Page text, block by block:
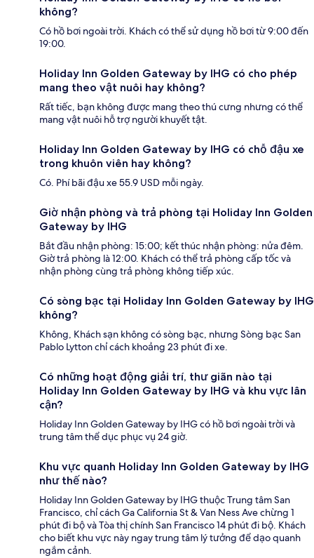
không?
Có hồ bơi ngoài trời. Khách có thể sử dụng hồ bơi từ 9:00 đến
19:00.
Holiday Inn Golden Gateway by IHG có cho phép
mang theo vật nuôi hay không?
Rất tiếc, bạn không được mang theo thú cưng nhưng có thể
mang vật nuôi hỗ trợ người khuyết tật.
Holiday Inn Golden Gateway by IHG có chỗ đậu xe
trong khuôn viên hay không?
Có. Phí bãi đậu xe 55.9 USD mỗi ngày.
Giờ nhận phòng và trả phòng tại Holiday Inn Golden
Gateway by IHG
Bắt đầu nhận phòng: 15:00; kết thúc nhận phòng: nửa đêm.
Giờ trả phòng là 12:00. Khách có thể trả phòng cấp tốc và
nhận phòng cùng trả phòng không tiếp xúc.
Có sòng bạc tại Holiday Inn Golden Gateway by IHG
không?
Không, Khách sạn không có sòng bạc, nhưng Sòng bạc San
Pablo Lytton chỉ cách khoảng 23 phút đi xe.
Có những hoạt động giải trí, thư giãn nào tại
Holiday Inn Golden Gateway by IHG và khu vực lân
cận?
Holiday Inn Golden Gateway by IHG có hồ bơi ngoài trời và
trung tâm thể dục phục vụ 24 giờ.
Khu vực quanh Holiday Inn Golden Gateway by IHG
như thế nào?
Holiday Inn Golden Gateway by IHG thuộc Trung tâm San
Francisco, chỉ cách Ga California St & Van Ness Ave chừng 1
phút đi bộ và Tòa thị chính San Francisco 14 phút đi bộ. Khách
cho biết khu vực này ngay trung tâm lý tưởng để dạo quanh
ngắm cảnh.